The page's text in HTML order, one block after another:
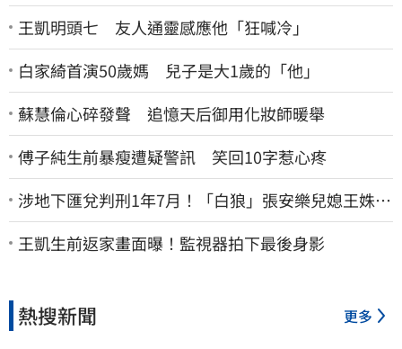
王凱明頭七 友人通靈感應他「狂喊冷」
白家綺首演50歲媽 兒子是大1歲的「他」
蘇慧倫心碎發聲 追憶天后御用化妝師暖舉
傅子純生前暴瘦遭疑警訊 笑回10字惹心疼
涉地下匯兌判刑1年7月！「白狼」張安樂兒媳王姝茵
北檢報到、今發監執行
王凱生前返家畫面曝！監視器拍下最後身影
熱搜新聞 更多